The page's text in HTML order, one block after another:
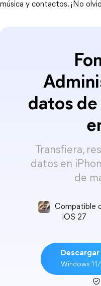
música y contactos. ¡No
datos
Transfiera,
datos en
de
Compatible
iOS 27
Windows